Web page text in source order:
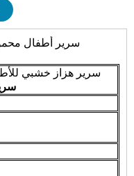
سرير أطفال
سرير هزاز خشبي للأطفال من 0